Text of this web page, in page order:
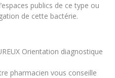
publics de ce type ou
de cette bactérie.
Orientation diagnostique
pharmacien vous conseille